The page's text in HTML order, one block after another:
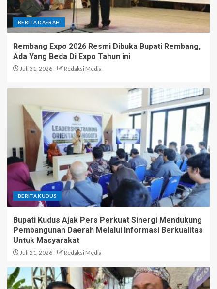
BERITA DAERAH
Rembang Expo 2026 Resmi Dibuka Bupati Rembang,
Ada Yang Beda Di Expo Tahun ini
Juli 31, 2026 Redaksi Media
BERITA KUDUS
Bupati Kudus Ajak Pers Perkuat Sinergi Mendukung
Pembangunan Daerah Melalui Informasi Berkualitas
Untuk Masyarakat
Juli 21, 2026 Redaksi Media